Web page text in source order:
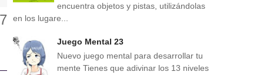
encuentra objetos y pistas, utilizándolas
en los lugare...
Juego Mental 23
Nuevo juego mental para desarrollar tu
mente Tienes que adivinar los 13 niveles